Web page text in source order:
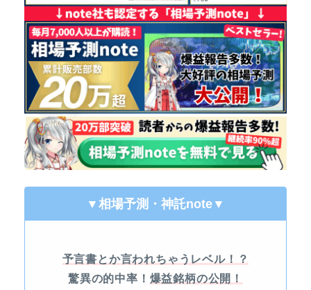
▼相場予測・神託note ▼
予言書とか言われちゃうレベル！？
驚異の的中率！ 爆益銘柄の公開！